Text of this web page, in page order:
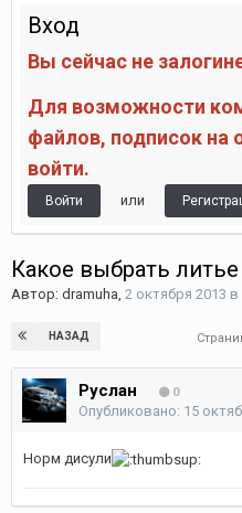
Вход
Вы сейчас не
Для возможности
файлов, подписок на
войти.
Войти или
Какое выбрать литье
Автор: dramuha, 2 октября 2013 в
НАЗАД
Руслан 0
Опубликовано: 15
Норм дисули